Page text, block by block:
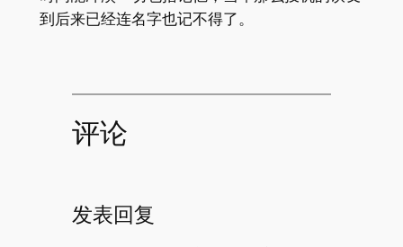
到后来已经连名字也记不得了。
评论
发表回复